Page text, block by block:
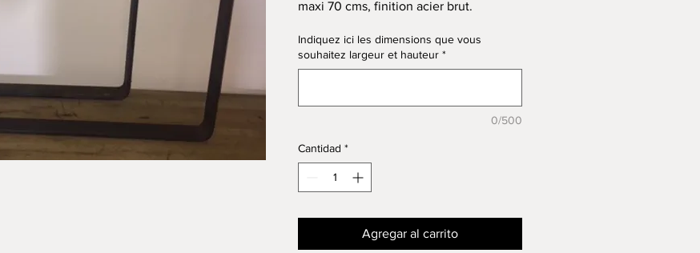
maxi 70 cms, finition acier brut.
cm d'épaisseur
Possibilité de vous fabriquer un pied
l'onglet boutique quincaillerie pieds de
notre atelier par soudure TIG ou MiG.
Pour une livraison en mondial relay,
Indiquez ici les dimensions que vous
souhaitez largeur et hauteur *
0/500
Cantidad *
Agregar al carrito